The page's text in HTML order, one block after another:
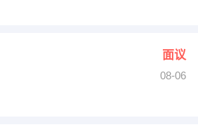
面议
08-06